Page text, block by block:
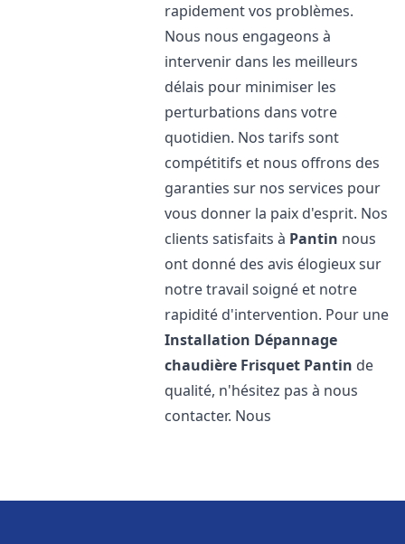
rapidement vos problèmes.
Nous nous engageons à
intervenir dans les meilleurs
délais pour minimiser les
perturbations dans votre
quotidien. Nos tarifs sont
compétitifs et nous offrons des
garanties sur nos services pour
vous donner la paix d'esprit. Nos
clients satisfaits à Pantin nous
ont donné des avis élogieux sur
notre travail soigné et notre
rapidité d'intervention. Pour une
Installation Dépannage
chaudière Frisquet Pantin de
qualité, n'hésitez pas à nous
contacter. Nous